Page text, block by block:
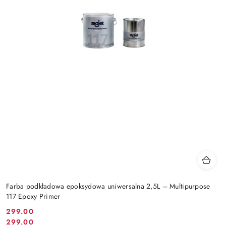
Farba podkładowa epoksydowa uniwersalna 2,5L – Multipurpose
117 Epoxy Primer
Cena
299.00
299.00